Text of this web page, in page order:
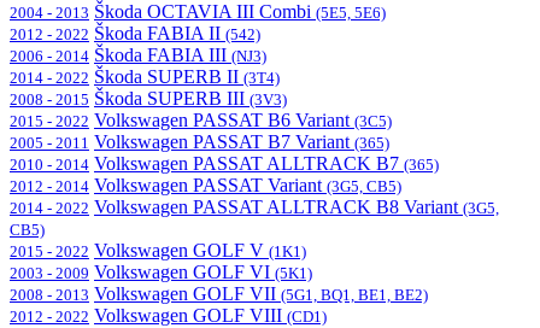
2004 - 2013 Škoda OCTAVIA III Combi (5E5, 5E6)
2012 - 2022 Škoda FABIA II (542)
2006 - 2014 Škoda FABIA III (NJ3)
2014 - 2022 Škoda SUPERB II (3T4)
2008 - 2015 Škoda SUPERB III (3V3)
2015 - 2022 Volkswagen PASSAT B6 Variant (3C5)
2005 - 2011 Volkswagen PASSAT B7 Variant (365)
2010 - 2014 Volkswagen PASSAT ALLTRACK B7 (365)
2012 - 2014 Volkswagen PASSAT Variant (3G5, CB5)
2014 - 2022 Volkswagen PASSAT ALLTRACK B8 Variant (3G5,
CB5)
2015 - 2022 Volkswagen GOLF V (1K1)
2003 - 2009 Volkswagen GOLF VI (5K1)
2008 - 2013 Volkswagen GOLF VII (5G1, BQ1, BE1, BE2)
2012 - 2022 Volkswagen GOLF VIII (CD1)